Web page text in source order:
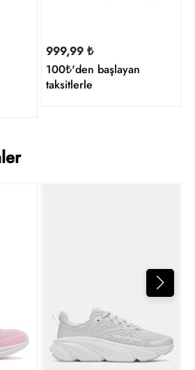
999,99 ₺
100₺'den başlayan
taksitlerle